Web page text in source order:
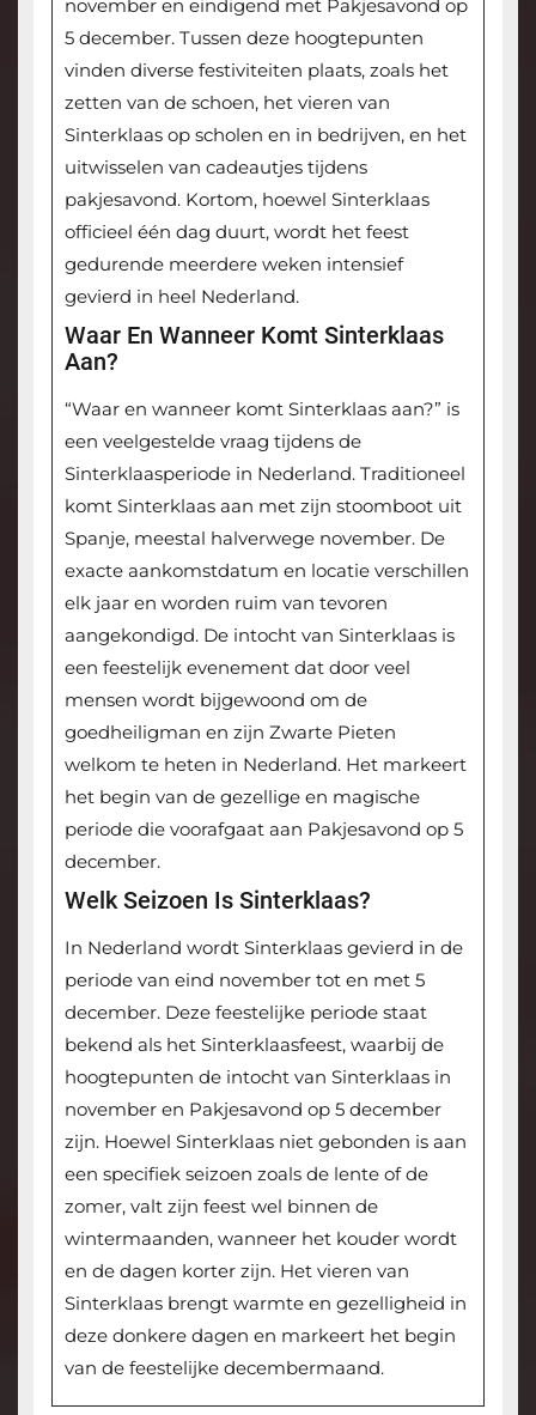
november en eindigend met Pakjesavond op
5 december. Tussen deze hoogtepunten
vinden diverse festiviteiten plaats, zoals het
zetten van de schoen, het vieren van
Sinterklaas op scholen en in bedrijven, en het
uitwisselen van cadeautjes tijdens
pakjesavond. Kortom, hoewel Sinterklaas
officieel één dag duurt, wordt het feest
gedurende meerdere weken intensief
gevierd in heel Nederland.
Waar En Wanneer Komt Sinterklaas
Aan?
“Waar en wanneer komt Sinterklaas aan?” is
een veelgestelde vraag tijdens de
Sinterklaasperiode in Nederland. Traditioneel
komt Sinterklaas aan met zijn stoomboot uit
Spanje, meestal halverwege november. De
exacte aankomstdatum en locatie verschillen
elk jaar en worden ruim van tevoren
aangekondigd. De intocht van Sinterklaas is
een feestelijk evenement dat door veel
mensen wordt bijgewoond om de
goedheiligman en zijn Zwarte Pieten
welkom te heten in Nederland. Het markeert
het begin van de gezellige en magische
periode die voorafgaat aan Pakjesavond op 5
december.
Welk Seizoen Is Sinterklaas?
In Nederland wordt Sinterklaas gevierd in de
periode van eind november tot en met 5
december. Deze feestelijke periode staat
bekend als het Sinterklaasfeest, waarbij de
hoogtepunten de intocht van Sinterklaas in
november en Pakjesavond op 5 december
zijn. Hoewel Sinterklaas niet gebonden is aan
een specifiek seizoen zoals de lente of de
zomer, valt zijn feest wel binnen de
wintermaanden, wanneer het kouder wordt
en de dagen korter zijn. Het vieren van
Sinterklaas brengt warmte en gezelligheid in
deze donkere dagen en markeert het begin
van de feestelijke decembermaand.